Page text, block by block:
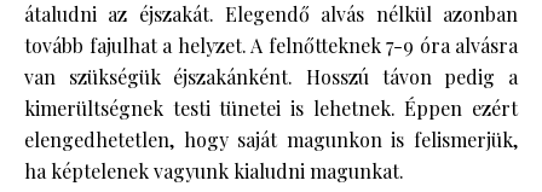
átaludni az éjszakát. Elegendő alvás nélkül azonban
tovább fajulhat a helyzet. A felnőtteknek 7-9 óra alvásra
van szükségük éjszakánként. Hosszú távon pedig a
kimerültségnek testi tünetei is lehetnek. Éppen ezért
elengedhetetlen, hogy saját magunkon is felismerjük,
ha képtelenek vagyunk kialudni magunkat.